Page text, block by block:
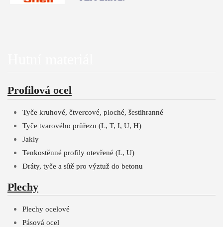
Profilová ocel
Tyče kruhové, čtvercové, ploché, šestihranné
Tyče tvarového průřezu (L, T, I, U, H)
Jakly
Tenkostěnné profily otevřené (L, U)
Dráty, tyče a sítě pro výztuž do betonu
Plechy
Plechy ocelové
Pásová ocel